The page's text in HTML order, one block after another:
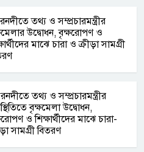
তথ্য ও সম্প্রচারমন্ত্রীর
উদ্বোধন, বৃক্ষরোপণ ও
মাঝে চারা ও ক্রীড়া সামগ্রী
তথ্য ও সম্প্রচারমন্ত্রীর
বৃক্ষমেলা উদ্বোধন,
ও শিক্ষার্থীদের মাঝে চারা-
সামগ্রী বিতরণ